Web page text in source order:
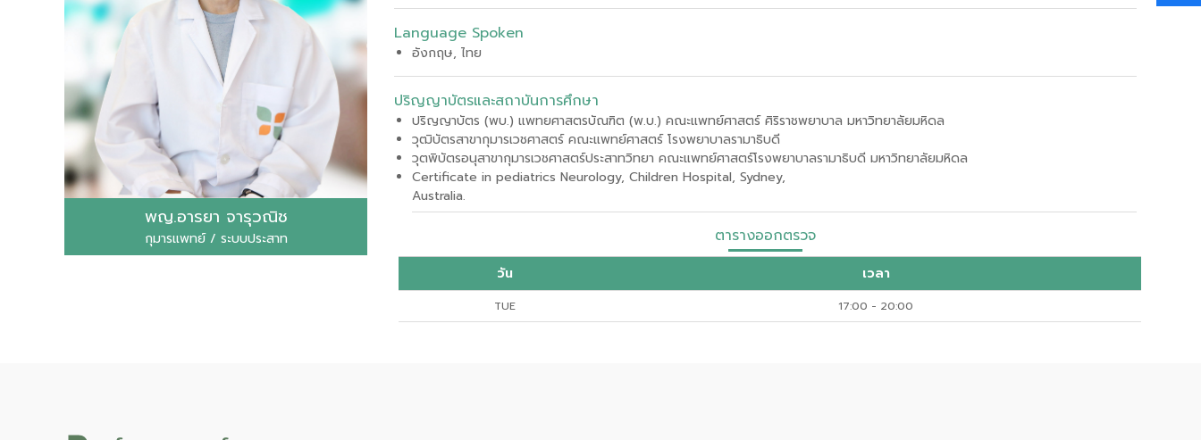
พญ.อารยา จารุวณิช
กุมารแพทย์ / ระบบประสาท
Language Spoken
อังกฤษ, ไทย
ปริญญาบัตรและสถาบันการศึกษา
ปริญญาบัตร (พบ.) แพทยศาสตรบัณฑิต (พ.บ.) คณะแพทย์ศาสตร์ ศิริราชพยาบาล มหาวิทยาลัยมหิดล
วุฒิบัตรสาขากุมารเวชศาสตร์ คณะแพทย์ศาสตร์ โรงพยาบาลรามาธิบดี
วุตพิบัตรอนุสาขากุมารเวชศาสตร์ประสาทวิทยา คณะแพทย์ศาสตร์โรงพยาบาลรามาธิบดี มหาวิทยาลัยมหิดล
Certificate in pediatrics Neurology, Children Hospital, Sydney,
Australia.
ตารางออกตรวจ
วัน เวลา
TUE 17:00 - 20:00